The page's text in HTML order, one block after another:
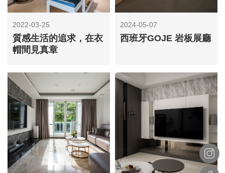
2022-03-25
質感生活的追求，在衣
帽間見真章
2024-05-07
西班牙GOJE 岩板展廳